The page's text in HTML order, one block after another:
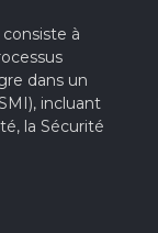
à
dans un
incluant
la Sécurité